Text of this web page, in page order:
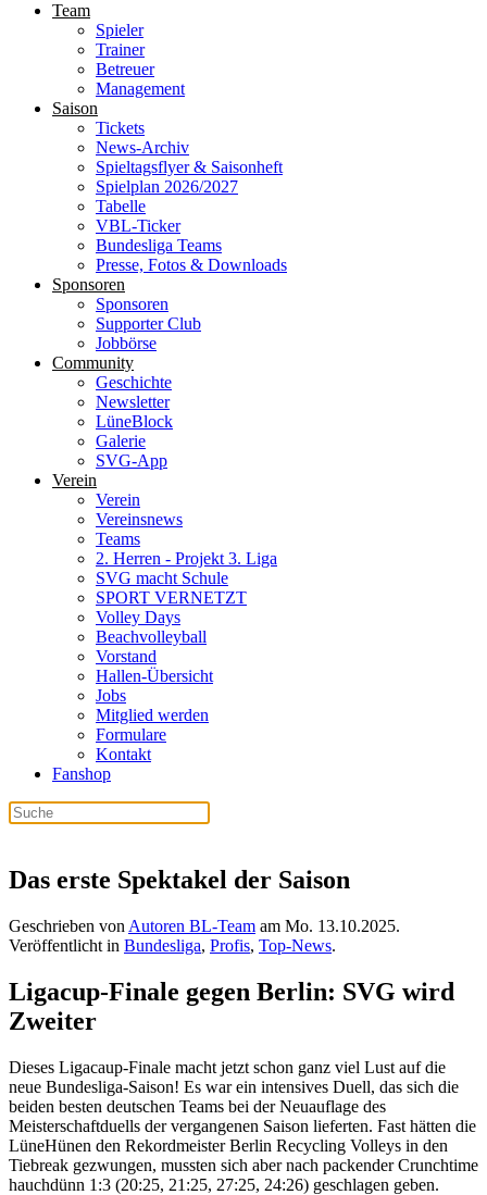
Team
Spieler
Trainer
Betreuer
Management
Saison
Tickets
News-Archiv
Spieltagsflyer & Saisonheft
Spielplan 2026/2027
Tabelle
VBL-Ticker
Bundesliga Teams
Presse, Fotos & Downloads
Sponsoren
Sponsoren
Supporter Club
Jobbörse
Community
Geschichte
Newsletter
LüneBlock
Galerie
SVG-App
Verein
Verein
Vereinsnews
Teams
2. Herren - Projekt 3. Liga
SVG macht Schule
SPORT VERNETZT
Volley Days
Beachvolleyball
Vorstand
Hallen-Übersicht
Jobs
Mitglied werden
Formulare
Kontakt
Fanshop
Das erste Spektakel der Saison
Geschrieben von Autoren BL-Team am Mo. 13.10.2025.
Veröffentlicht in Bundesliga, Profis, Top-News.
Ligacup-Finale gegen Berlin: SVG wird
Zweiter
Dieses Ligacaup-Finale macht jetzt schon ganz viel Lust auf die
neue Bundesliga-Saison! Es war ein intensives Duell, das sich die
beiden besten deutschen Teams bei der Neuauflage des
Meisterschaftduells der vergangenen Saison lieferten. Fast hätten die
LüneHünen den Rekordmeister Berlin Recycling Volleys in den
Tiebreak gezwungen, mussten sich aber nach packender Crunchtime
hauchdünn 1:3 (20:25, 21:25, 27:25, 24:26) geschlagen geben.